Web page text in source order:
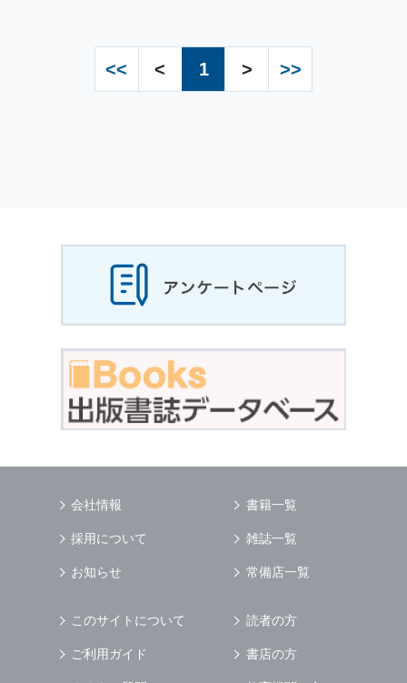
<< < 1 > >>
会社情報
採用について
お知らせ
書籍一覧
雑誌一覧
常備店一覧
このサイトについて
ご利用ガイド
読者の方
書店の方